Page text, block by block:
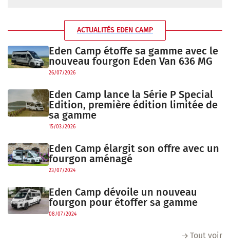
ACTUALITÉS EDEN CAMP
Eden Camp étoffe sa gamme avec le
nouveau fourgon Eden Van 636 MG
26/07/2026
Eden Camp lance la Série P Special
Edition, première édition limitée de
sa gamme
15/03/2026
Eden Camp élargit son offre avec un
fourgon aménagé
23/07/2024
Eden Camp dévoile un nouveau
fourgon pour étoffer sa gamme
08/07/2024
Tout voir